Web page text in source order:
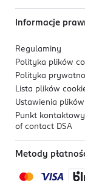
Informacje
Regulaminy
Polityka plików
Polityka
Lista plików
Ustawienia plików
Punkt
of contact DSA
Metody